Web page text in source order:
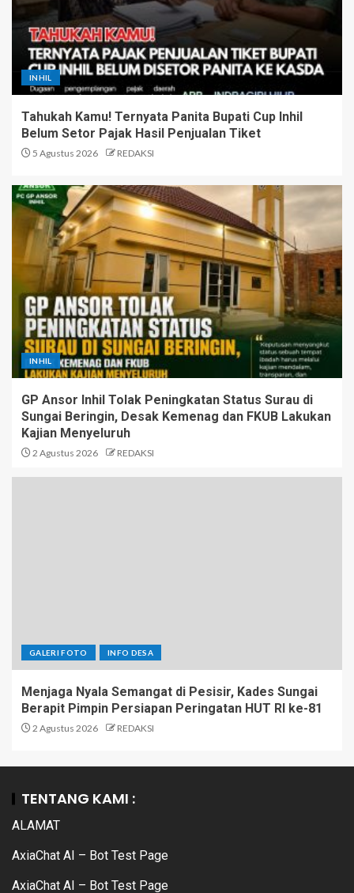
INHIL
Tahukah Kamu! Ternyata Panita Bupati Cup Inhil
Belum Setor Pajak Hasil Penjualan Tiket
5 Agustus 2026 REDAKSI
INHIL
GP Ansor Inhil Tolak Peningkatan Status Surau di
Sungai Beringin, Desak Kemenag dan FKUB Lakukan
Kajian Menyeluruh
2 Agustus 2026 REDAKSI
GALERI FOTO INFO DESA
Menjaga Nyala Semangat di Pesisir, Kades Sungai
Berapit Pimpin Persiapan Peringatan HUT RI ke-81
2 Agustus 2026 REDAKSI
TENTANG KAMI :
ALAMAT
AxiaChat AI – Bot Test Page
AxiaChat AI – Bot Test Page